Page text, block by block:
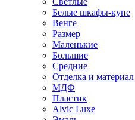
Белые шкафы-купе
Венге
Размер
Маленькие
Большие
Средние
Отделка и материал
МДФ
Пластик
Alvic Luxe